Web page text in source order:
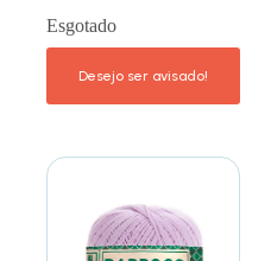
Esgotado